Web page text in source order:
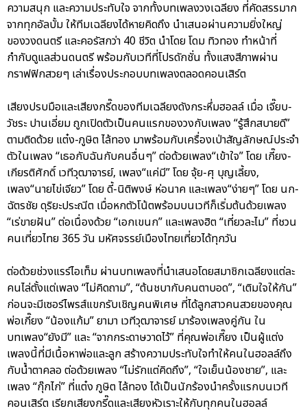
ความสนุก และความประทับใจ จากทั้งบทเพลงวงเฉลียง ที่คัดสรรมาก
จากทุกอัลบั้ม ให้ทีมเฉลียงได้หายคิดถึง นำเสนอผ่านความยิ่งใหญ่
ของวงดนตรี และคอรัสกว่า 40 ชีวิต นำโดย โดม ทิวทอง ทำหน้าที่
กำกับดูแลส่วนดนตรี พร้อมกับเวทีที่โปรดักชั่น ทั้งแสงสีภาพผ่าน
กราฟฟิกสวยๆ เล่าเรื่องประกอบบทเพลงตลอดคอนเสิร์ต
เสียงปรบมือและเสียงกรี๊ดของทีมเฉลียงดังกระหึ่มฮอลล์ เมื่อ เจี๊ยบ-
วัชระ ปานเอี่ยม ถูกเปิดตัวเป็นคนแรกของวงกับเพลง “รู้สึกสบายดี”
ตามติดด้วย แต๋ง-ภูษิต ไล้ทอง มาพร้อมกับเครื่องเป่าสัญลักษณ์ประจำ
ตัวในเพลง “เธอกับฉันกับคนอื่นๆ” ต่อด้วยเพลง“เข้าใจ” โดย เกี๊ยง-
เกียรติศักดิ์ เวทีวุฒาจารย์, เพลง“แค่มี” โดย จุ้ย-ศุ บุญเลี้ยง,
เพลง“นายไข่เจียว” โดย ดี้-นิติพงษ์ ห่อนาค และเพลง“ง่ายๆ” โดย นก-
ฉัตรชัย ดุริยะประณีต เมื่อหกตัวโน้ตพร้อมบนเวทีก็เริ่มต้นด้วยเพลง
“เร่ขายฝัน” ต่อเนื่องด้วย “เอกเขนก” และเพลงฮิต “เที่ยวละไม” ที่ชวน
คนเที่ยวไทย 365 วัน มหัศจรรย์เมืองไทยเที่ยวได้ทุกวัน
ต่อด้วยช่วงแรร์ไอเท็ม ผ่านบทเพลงที่นำเสนอโดยสมาชิกเฉลียงแต่ละ
คนไล่ตั้งแต่เพลง “ไม่คิดถาม”, “ต้นชบากับคนตาบอด”, “เติมใจให้กัน”
ก่อนจะมีเซอร์ไพรส์แขกรับเชิญคนพิเศษ ที่ได้ลูกสาวคนสวยของคุณ
พ่อเกี๊ยง “น้องแก้ม” ยามา เวทีวุฒาจารย์ มาร้องเพลงคู่กัน ใน
บทเพลง“ยังมี” และ “จากกระดาษวาดไว้” ที่คุณพ่อเกี๊ยง เป็นผู้แต่ง
เพลงนี้ที่มีเนื้อหาพ่อและลูก สร้างความประทับใจทำให้คนในฮอลล์ถึง
กับน้ำตาคลอ ต่อด้วยเพลง “ไม่รักแต่คิดถึง”, “ใจเย็นน้องชาย”, และ
เพลง “กุ๊กไก่” ที่แต๋ง ภูษิต ไล้ทอง ได้เป็นนักร้องนำครั้งแรกบนเวที
คอนเสิร์ต เรียกเสียงกรี๊ดและเสียงหัวเราะให้กับทุกคนในฮอลล์